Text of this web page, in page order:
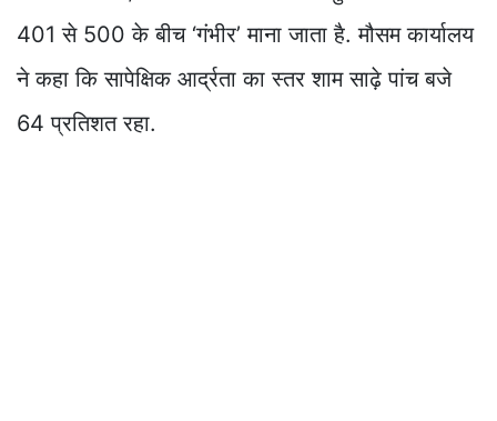
401 से 500 के बीच ‘गंभीर’ माना जाता है. मौसम कार्यालय
ने कहा कि सापेक्षिक आर्द्रता का स्तर शाम साढ़े पांच बजे
64 प्रतिशत रहा.